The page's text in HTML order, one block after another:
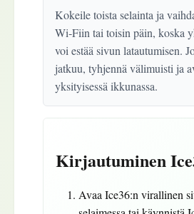
Kokeile toista selainta ja
Wi‑Fiin tai toisin päin, koska
voi estää sivun latautumisen.
jatkuu, tyhjennä välimuisti ja
yksityisessä ikkunassa.
Kirjautuminen
Avaa Ice36:n virallinen